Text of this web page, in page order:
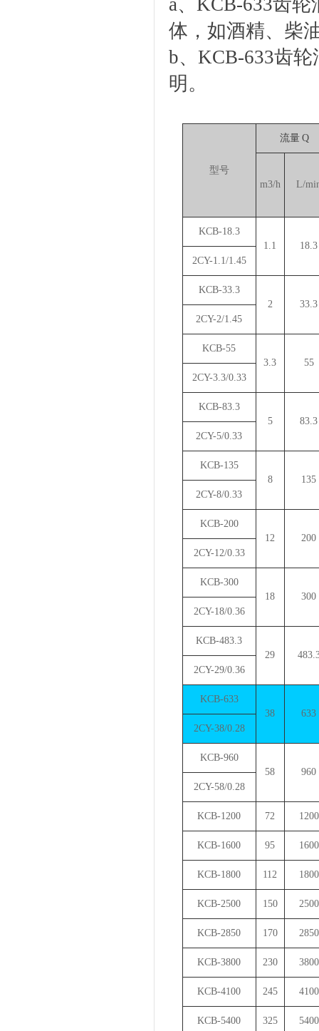
a、KCB-633齿
体，如酒精、柴
b、KCB-633齿
明。
型号
流量 Q
m3/h L/
KCB-18.3
1.1
18.3
2CY-1.1/1.45
KCB-33.3
2
33.3
2CY-2/1.45
KCB-55
3.3
55
2CY-3.3/0.33
KCB-83.3
5
83.3
2CY-5/0.33
KCB-135
8
135
2CY-8/0.33
KCB-200
12
200
2CY-12/0.33
KCB-300
18
300
2CY-18/0.36
KCB-483.3
29
2CY-29/0.36
KCB-633
38
633
2CY-38/0.28
KCB-960
58
960
2CY-58/0.28
KCB-1200 72 1200
KCB-1600 95 1600
KCB-1800 112 1800
KCB-2500 150 2500
KCB-2850 170 2850
KCB-3800 230 3800
KCB-4100 245 4100
KCB-5400 325 5400